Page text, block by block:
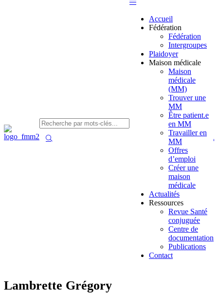
Accueil
Fédération
Fédération
Intergroupes
Plaidoyer
Maison médicale
Maison
médicale
(MM)
Trouver une
MM
Être patient.e
en MM
Travailler en
MM
Offres
d’emploi
Créer une
maison
médicale
Actualités
Ressources
Revue Santé
conjuguée
Centre de
documentation
Publications
Contact
Lambrette Grégory